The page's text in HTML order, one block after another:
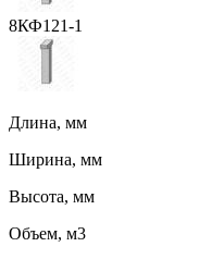
8КФ121-1
Длина, мм
Ширина, мм
Высота, мм
Объем, м3